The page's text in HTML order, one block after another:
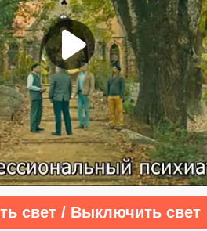
свет / Выключить свет